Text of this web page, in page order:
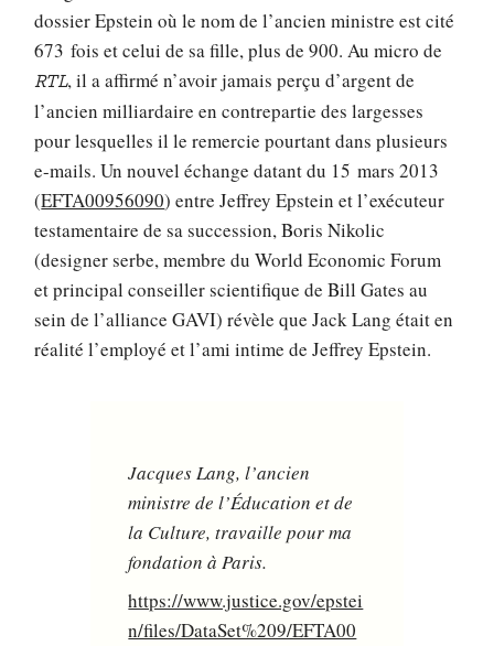
dossier Epstein où le nom de l’ancien ministre est cité
673 fois et celui de sa fille, plus de 900. Au micro de
RTL, il a affirmé n’avoir jamais perçu d’argent de
l’ancien milliardaire en contrepartie des largesses
pour lesquelles il le remercie pourtant dans plusieurs
e-mails. Un nouvel échange datant du 15 mars 2013
(EFTA00956090) entre Jeffrey Epstein et l’exécuteur
testamentaire de sa succession, Boris Nikolic
(designer serbe, membre du World Economic Forum
et principal conseiller scientifique de Bill Gates au
sein de l’alliance GAVI) révèle que Jack Lang était en
réalité l’employé et l’ami intime de Jeffrey Epstein.
Jacques Lang, l’ancien
ministre de l’Éducation et de
la Culture, travaille pour ma
fondation à Paris.
https://www.justice.gov/epstei
n/files/DataSet%209/EFTA00